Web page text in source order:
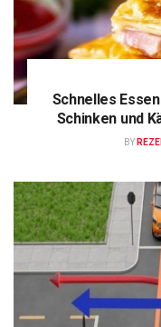
Schnelles
Schinken und
BY